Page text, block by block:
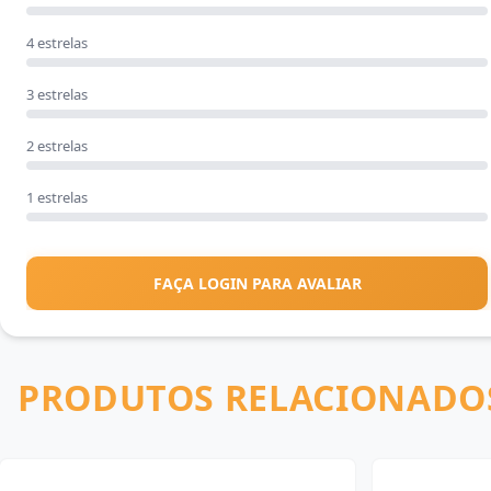
4 estrelas
3 estrelas
2 estrelas
1 estrelas
FAÇA LOGIN PARA AVALIAR
PRODUTOS